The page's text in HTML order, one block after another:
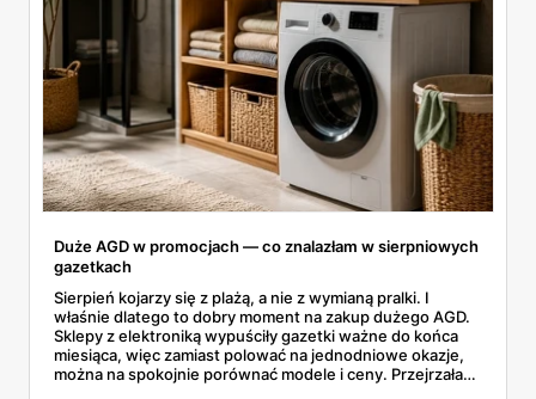
Duże AGD w promocjach — co znalazłam w sierpniowych
gazetkach
Sierpień kojarzy się z plażą, a nie z wymianą pralki. I
właśnie dlatego to dobry moment na zakup dużego AGD.
Sklepy z elektroniką wypuściły gazetki ważne do końca
miesiąca, więc zamiast polować na jednodniowe okazje,
można na spokojnie porównać modele i ceny. Przejrzałam